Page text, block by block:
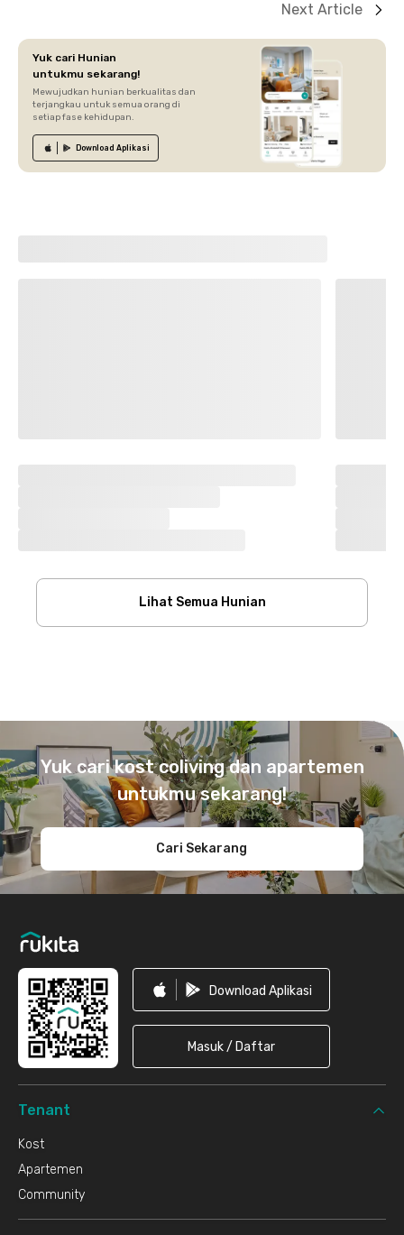
Next Article
Yuk cari Hunian
untukmu sekarang!
Mewujudkan hunian berkualitas dan
terjangkau untuk semua orang di
setiap fase kehidupan.
Download Aplikasi
Lihat Semua Hunian
Yuk cari kost coliving dan apartemen
untukmu sekarang!
Cari Sekarang
Download Aplikasi
Masuk / Daftar
Tenant
Kost
Apartemen
Community